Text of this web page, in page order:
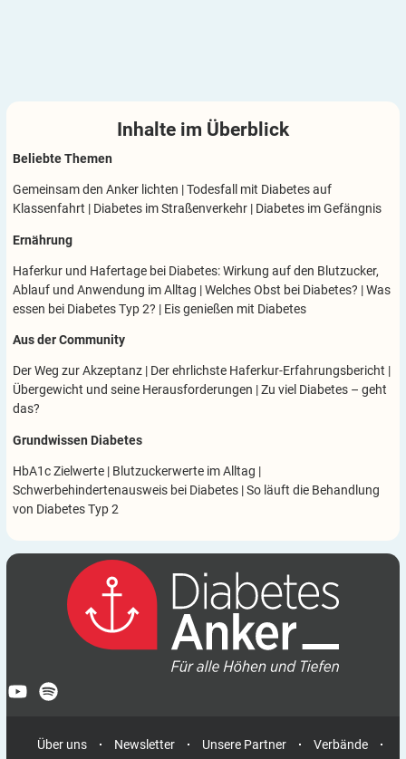
Inhalte im Überblick
Beliebte Themen
Gemeinsam den Anker lichten |Todesfall mit Diabetes auf
Klassenfahrt | Diabetes im Straßenverkehr | Diabetes im Gefängnis
Ernährung
Haferkur und Hafertage bei Diabetes: Wirkung auf den Blutzucker,
Ablauf und Anwendung im Alltag |Welches Obst bei Diabetes? |Was
essen bei Diabetes Typ 2? | Eis genießen mit Diabetes
Aus der Community
Der Weg zur Akzeptanz | Der ehrlichste Haferkur-Erfahrungsbericht |
Übergewicht und seine Herausforderungen |Zu viel Diabetes – geht
das?
Grundwissen Diabetes
HbA1c Zielwerte | Blutzuckerwerte im Alltag |
Schwerbehindertenausweis bei Diabetes |So läuft die Behandlung
von Diabetes Typ 2
Über uns Newsletter Unsere Partner Verbände